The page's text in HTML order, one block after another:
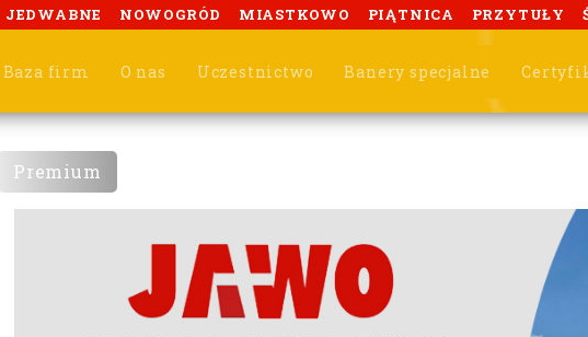
JEDWABNE NOWOGRÓD MIASTKOWO PIĄTNICA PRZYTUŁY
Baza firm O nas Uczestnictwo Banery specjalne
Premium